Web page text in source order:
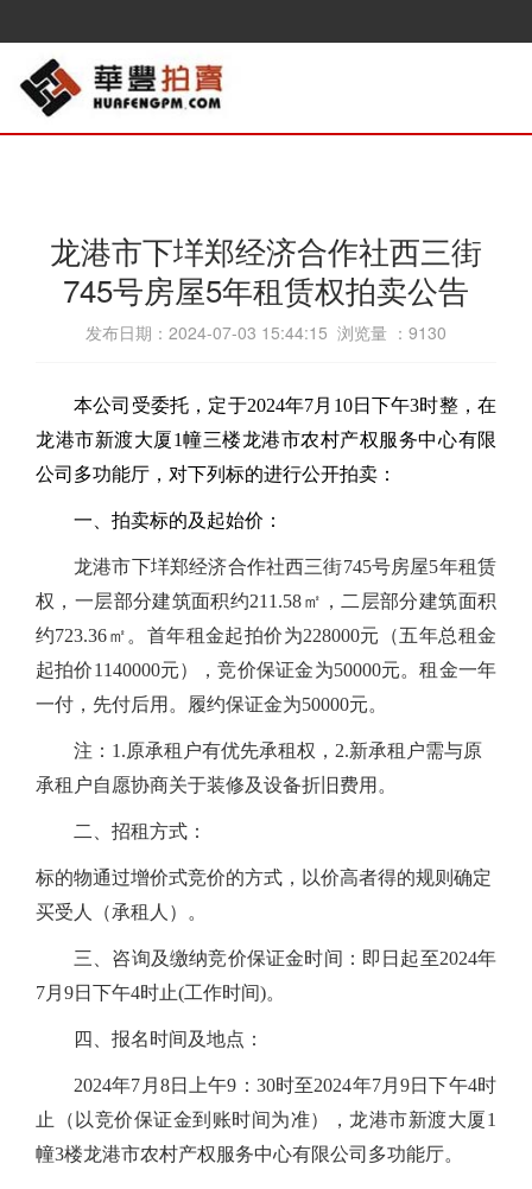
龙港市下垟郑经济合作社西三街
745号房屋5年租赁权拍卖公告
发布日期：2024-07-03 15:44:15 浏览量 ： 9130
本公司受委托，定于2024年7月 10日 下午3时整，在
龙港市新渡大厦1幢三楼龙港市农村产权服务中心有限
公司 多功能厅 ，对下列标的进行公开拍卖：
一、拍卖标的及起始价：
龙港市下垟郑经济合作社西三街745号房屋5年租赁
权，一层部分建筑面积约211.58㎡，二层部分建筑面积
约723.36㎡。首年租金起拍价为228000元（五年总租金
起拍价1140000元），竞价保证金为50000元。租金一年
一付，先付后用。履约保证金为50000元。
注： 1.原承租户有优先承租权，2.新承租户需与原
承租户自愿协商关于装修及设备折旧费用。
二、 招租方式：
标的物通过增价式竞价的方式，以价高者得的规则确定
买受人（承租人）。
三、咨询及缴纳竞价保证金时间：即日起至2024年
7月9日下午4时止(工作时间)。
四、报名时间及地点：
2024年7月8日上午9：30时至2024年7月9日下午4时
止（以竞价保证金到账时间为准），龙港市新渡大厦1
幢3楼龙港市农村产权服务中心有限公司多功能厅。